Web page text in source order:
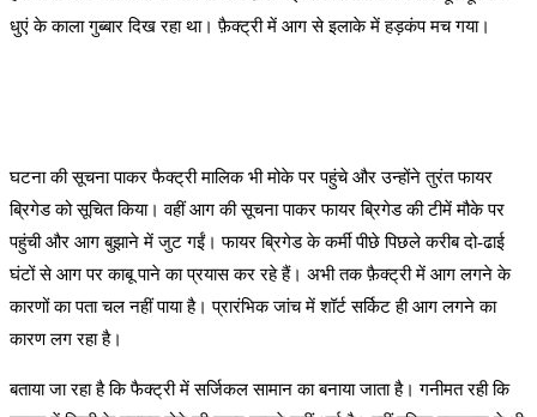
धुएं के काला गुब्बार दिख रहा था। फ़ैक्ट्री में आग से इलाके में हड़कंप मच गया।
घटना की सूचना पाकर फैक्ट्री मालिक भी मोके पर पहुंचे और उन्होंने तुरंत फायर
ब्रिगेड को सूचित किया। वहीं आग की सूचना पाकर फायर ब्रिगेड की टीमें मौके पर
पहुंची और आग बुझाने में जुट गईं। फायर ब्रिगेड के कर्मी पीछे पिछले करीब दो-ढाई
घंटों से आग पर काबू पाने का प्रयास कर रहे हैं। अभी तक फ़ैक्ट्री में आग लगने के
कारणों का पता चल नहीं पाया है। प्रारंभिक जांच में शॉर्ट सर्किट ही आग लगने का
कारण लग रहा है।
बताया जा रहा है कि फैक्ट्री में सर्जिकल सामान का बनाया जाता है। गनीमत रही कि